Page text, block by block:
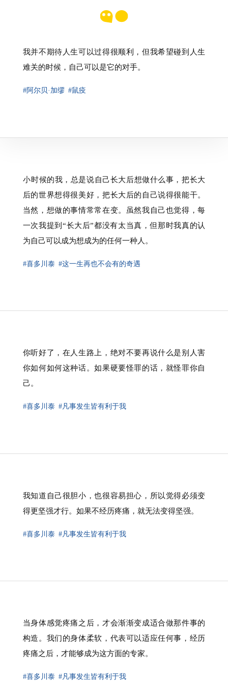
我并不期待人生可以过得很顺利，但我希望碰到人生
难关的时候，自己可以是它的对手。
#阿尔贝·加缪 #鼠疫
⁠小时候的我，总是说自己长大后想做什么事，把长大
后的世界想得很美好，把长大后的自己说得很能干。
当然，想做的事情常常在变。虽然我自己也觉得，每
一次我提到“长大后”都没有太当真，但那时我真的认
为自己可以成为想成为的任何一种人。
#喜多川泰 #这一生再也不会有的奇遇
你听好了，在人生路上，绝对不要再说什么是别人害
你如何如何这种话。如果硬要怪罪的话，就怪罪你自
己。
#喜多川泰 #凡事发生皆有利于我
我知道自己很胆小，也很容易担心，所以觉得必须变
得更坚强才行。如果不经历疼痛，就无法变得坚强。
#喜多川泰 #凡事发生皆有利于我
当身体感觉疼痛之后，才会渐渐变成适合做那件事的
构造。我们的身体柔软，代表可以适应任何事，经历
疼痛之后，才能够成为这方面的专家。
#喜多川泰 #凡事发生皆有利于我